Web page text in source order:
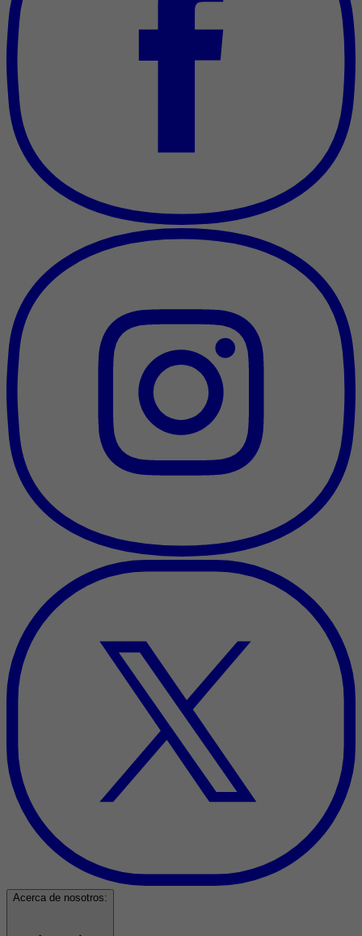
Acerca de nosotros: